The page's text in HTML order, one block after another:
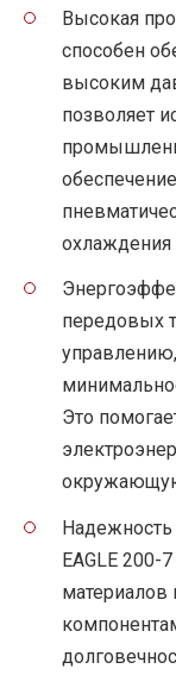
Высокая
способен
высоким
позволяет
охлаждения
передовых
Это
Надежность
EAGLE 200-